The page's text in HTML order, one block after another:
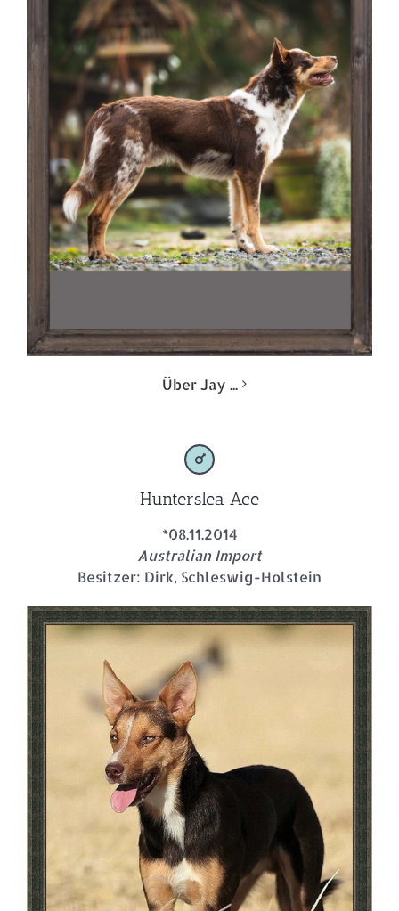
Über Jay ...
Hunterslea Ace
*08.11.2014
Australian Import
Besitzer: Dirk, Schleswig-Holstein